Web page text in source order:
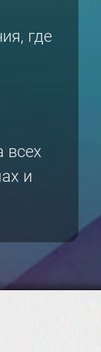
где
всех
и